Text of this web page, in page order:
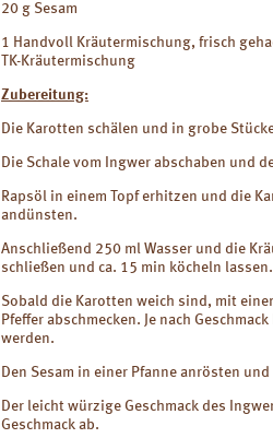
20 g Sesam
1 Handvoll Kräutermischung, frisch
TK-Kräutermischung
Zubereitung:
Die Karotten schälen und in grobe
Die Schale vom Ingwer abschaben und
Rapsöl in einem Topf erhitzen und die
andünsten.
Anschließend 250 ml Wasser und die
schließen und ca. 15 min köcheln lassen.
Sobald die Karotten weich sind, mit
Pfeffer abschmecken. Je nach
werden.
Den Sesam in einer Pfanne anrösten
Der leicht würzige Geschmack des
Geschmack ab.